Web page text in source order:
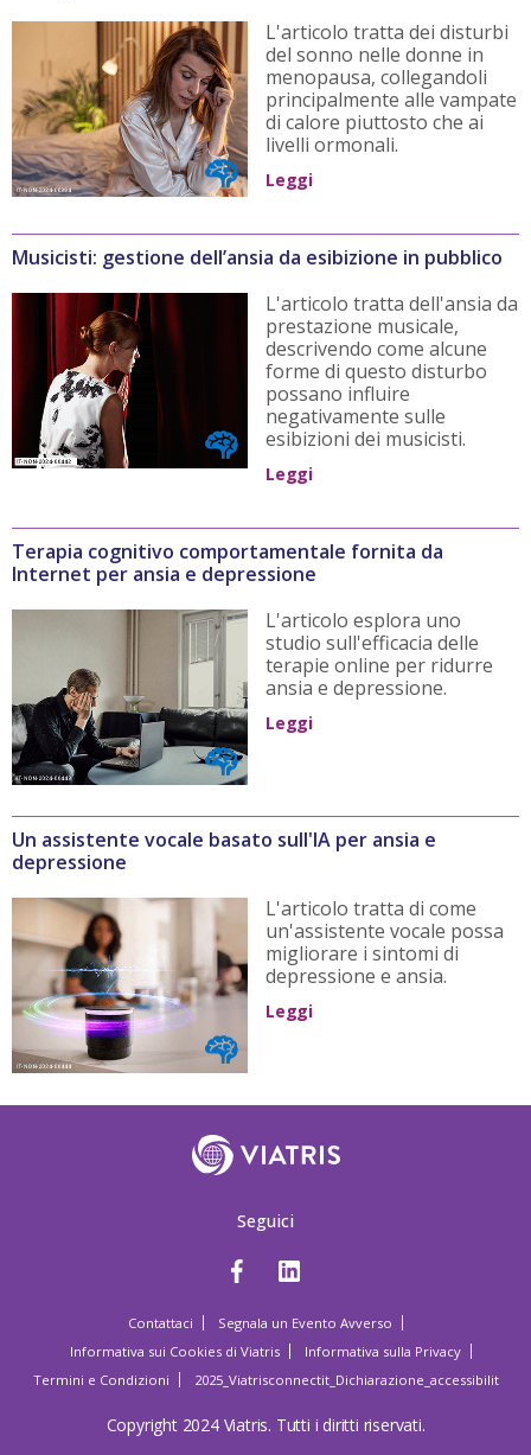
L'articolo tratta dei disturbi
del sonno nelle donne in
menopausa, collegandoli
principalmente alle vampate
di calore piuttosto che ai
livelli ormonali.
Leggi
Musicisti: gestione dell’ansia da esibizione in pubblico
L'articolo tratta dell'ansia da
prestazione musicale,
descrivendo come alcune
forme di questo disturbo
possano influire
negativamente sulle
esibizioni dei musicisti.
Leggi
Terapia cognitivo comportamentale fornita da
Internet per ansia e depressione
L'articolo esplora uno
studio sull'efficacia delle
terapie online per ridurre
ansia e depressione.
Leggi
Un assistente vocale basato sull'IA per ansia e
depressione
L'articolo tratta di come
un'assistente vocale possa
migliorare i sintomi di
depressione e ansia.
Leggi
Seguici
Contattaci
Segnala un Evento Avverso
Informativa sui Cookies di Viatris
Informativa sulla Privacy
Termini e Condizioni
2025_Viatrisconnectit_Dichiarazione_accessibilit
Copyright 2024 Viatris. Tutti i diritti riservati.